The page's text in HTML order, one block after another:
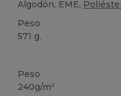
Algodón, EME,
Peso
571 g.
Peso
240g/m²